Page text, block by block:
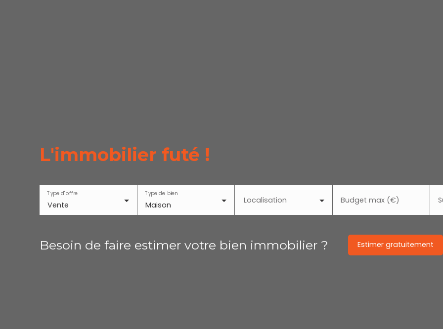
L'immobilier futé !
Vente
Type d'offre
Maison
Type de bien
Localisation Budget max (€)
Besoin de faire estimer votre bien immobilier ? Estimer gratuitement